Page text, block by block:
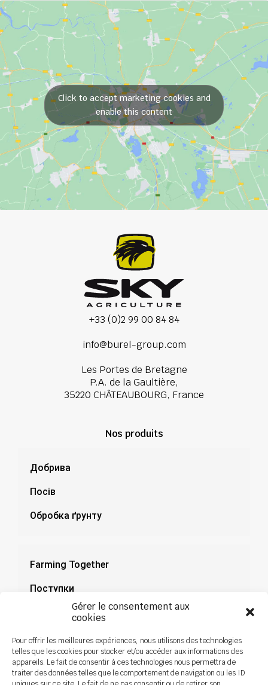
Gérer le consentement aux
cookies
Pour offrir les meilleures expériences, nous utilisons des technologies
telles que les cookies pour stocker et/ou accéder aux informations des
appareils. Le fait de consentir à ces technologies nous permettra de
traiter des données telles que le comportement de navigation ou les ID
Click to accept marketing cookies and
enable this content
+33 (0)2 99 00 84 84
info@burel-group.com
Les Portes de Bretagne
P.A. de la Gaultière,
35220 CHÂTEAUBOURG, France
Nos produits
Добрива
Посів
Обробка ґрунту
Farming Together
Поступки
Документація
Новини